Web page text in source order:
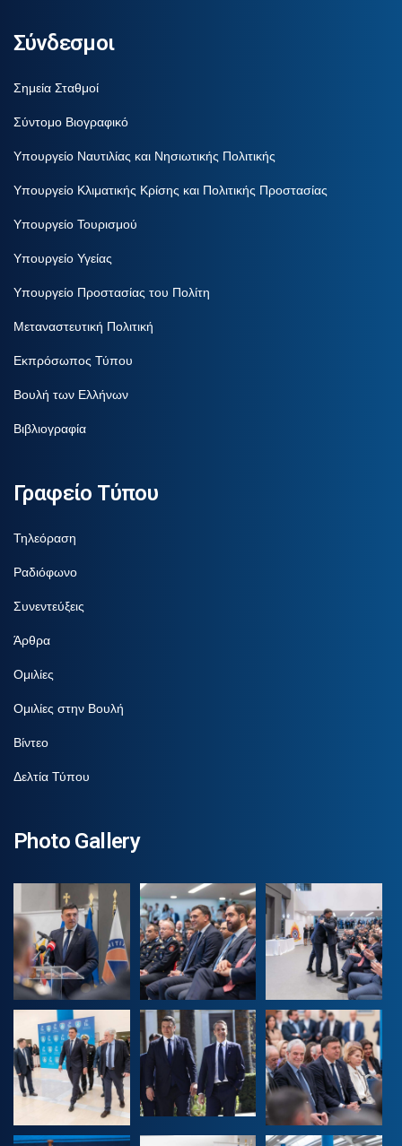
Σύνδεσμοι
Σημεία Σταθμοί
Σύντομο Βιογραφικό
Υπουργείο Ναυτιλίας και Νησιωτικής Πολιτικής
Υπουργείο Κλιματικής Κρίσης και Πολιτικής Προστασίας
Υπουργείο Τουρισμού
Υπουργείο Υγείας
Υπουργείο Προστασίας του Πολίτη
Μεταναστευτική Πολιτική
Εκπρόσωπος Τύπου
Βουλή των Ελλήνων
Βιβλιογραφία
Γραφείο Τύπου
Τηλεόραση
Ραδιόφωνο
Συνεντεύξεις
Άρθρα
Ομιλίες
Ομιλίες στην Βουλή
Βίντεο
Δελτία Τύπου
Photo Gallery